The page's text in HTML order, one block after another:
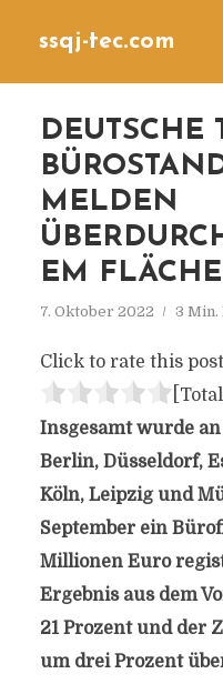
ssqj-tec.com
DEUTSCHE
MELDEN
EM
7. Oktober 2022 3 Min.
Click to rate this
Insgesamt wurde
Berlin, Düsseldorf,
Köln, Leipzig und
September ein
Millionen Euro
Ergebnis aus dem
21 Prozent und der
um drei Prozent